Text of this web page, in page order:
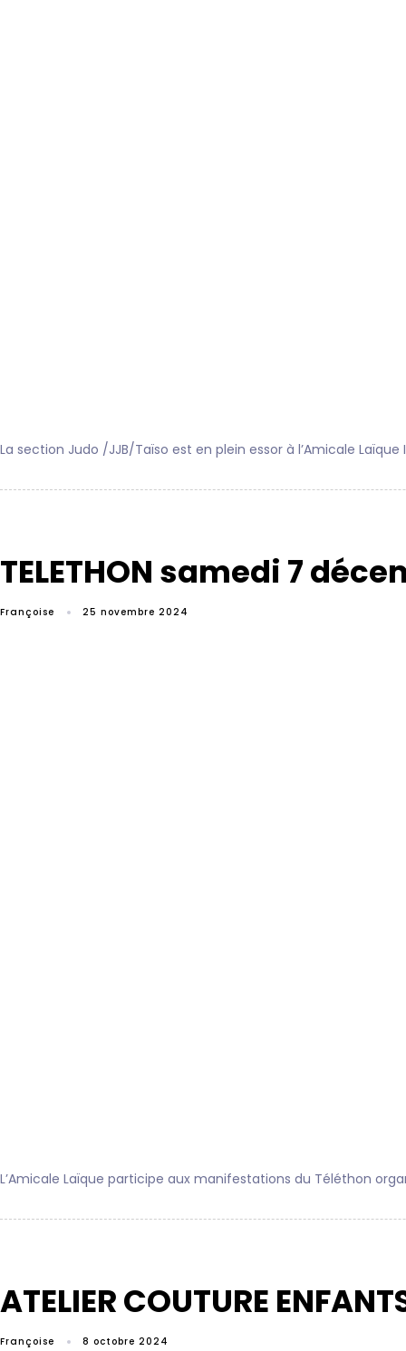
La section Judo /JJB/Taïso est en plein essor à l’Amicale
TELETHON samedi 7
Françoise 25 novembre 2024
L’Amicale Laïque participe aux manifestations du Téléthon
ATELIER COUTURE
Françoise 8 octobre 2024